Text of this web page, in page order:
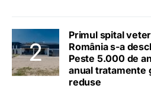
Primul spital
România s-a
Peste 5.000 de
anual tratamente
reduse